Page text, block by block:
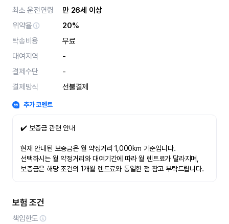
최소 운전연령
만 26세 이상
위약율
20%
탁송비용
무료
대여지역
-
결제수단
-
결제방식
선불결제
추가 코멘트
✔️ 보증금 관련 안내
현재 안내된 보증금은 월 약정거리 1,000km 기준입니다.
선택하시는 월 약정거리와 대여기간에 따라 월 렌트료가 달라지며,
보증금은 해당 조건의 1개월 렌트료와 동일한 점 참고 부탁드립니다.
보험 조건
책임한도